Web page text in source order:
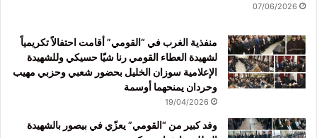
07/06/2026
منفذية الغرب في “القومي” أقامت احتفالاً تكريمياً
لشهيدة العطاء القومي رنا شيّا حسيكي وللشهيدة
الإعلامية سوزان الخليل بحضور شعبي وحزبي مهيب
وحردان يمنحهما أوسمة
19/04/2026
وفد كبير من “القومي” يعزّي في بيصور بالشهيدة